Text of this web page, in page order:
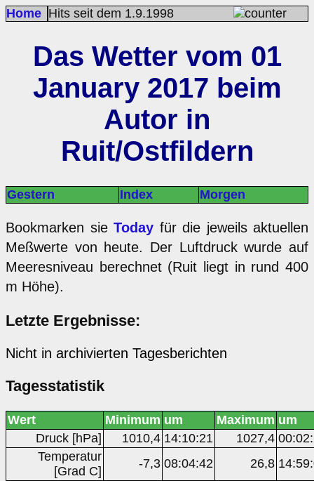
Home Hits seit dem 1.9.1998
Das Wetter vom 01
January 2017 beim
Autor in
Ruit/Ostfildern
Gestern Index Morgen
Bookmarken sie Today für die jeweils aktuellen
Meßwerte von heute. Der Luftdruck wurde auf
Meeresniveau berechnet (Ruit liegt in rund 400
m Höhe).
Letzte Ergebnisse:
Nicht in archivierten Tagesberichten
Tagesstatistik
Wert Minimum um Maximum um
Druck [hPa]
1010,4 14:10:21 1027,4
Temperatur
[Grad C]
-7,3 08:04:42 26,8